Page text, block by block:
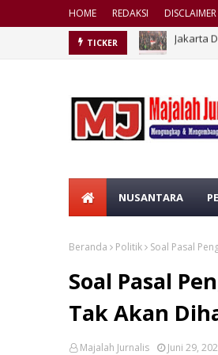
HOME REDAKSI DISCLAIMER
TICKER Berkas
NUSANTARA
Beranda Politik Soal Pasal
Soal Pasal
Tak Akan
Majalah Jurnalis Juni 29,